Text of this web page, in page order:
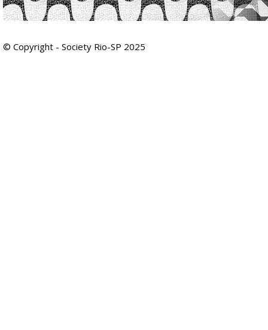
© Copyright - Society Rio-SP 2025